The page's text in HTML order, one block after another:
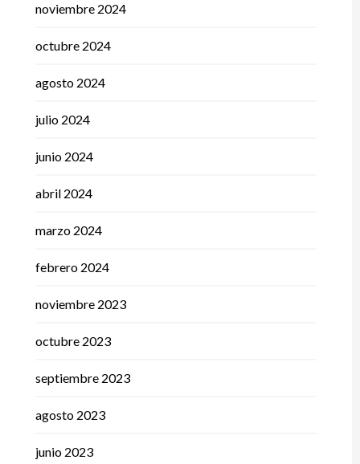
noviembre 2024
octubre 2024
agosto 2024
julio 2024
junio 2024
abril 2024
marzo 2024
febrero 2024
noviembre 2023
octubre 2023
septiembre 2023
agosto 2023
junio 2023